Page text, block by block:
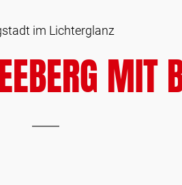
im Lichterglanz
MIT